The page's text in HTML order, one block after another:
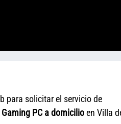
para solicitar el servicio de
PC a domicilioen Villa